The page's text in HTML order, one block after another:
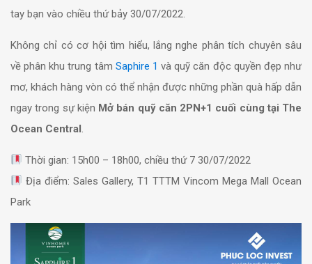
tay bạn vào chiều thứ bảy 30/07/2022.
Không chỉ có cơ hội tìm hiểu, lắng nghe phân tích chuyên sâu
về phân khu trung tâm Saphire 1 và quỹ căn độc quyền đẹp như
mơ, khách hàng vòn có thể nhận được những phần quà hấp dẫn
ngay trong sự kiện Mở bán quỹ căn 2PN+1 cuối cùng tại The
Ocean Central
Thời gian: 15h00 – 18h00, chiều thứ 7 30/07/2022
Địa điểm: Sales Gallery, T1 TTTM Vincom Mega Mall Ocean
Park